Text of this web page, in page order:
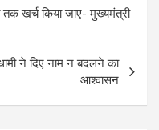
खर्च किया जाए- मुख्यमंत्री
ने दिए नाम न बदलने का
आश्वासन